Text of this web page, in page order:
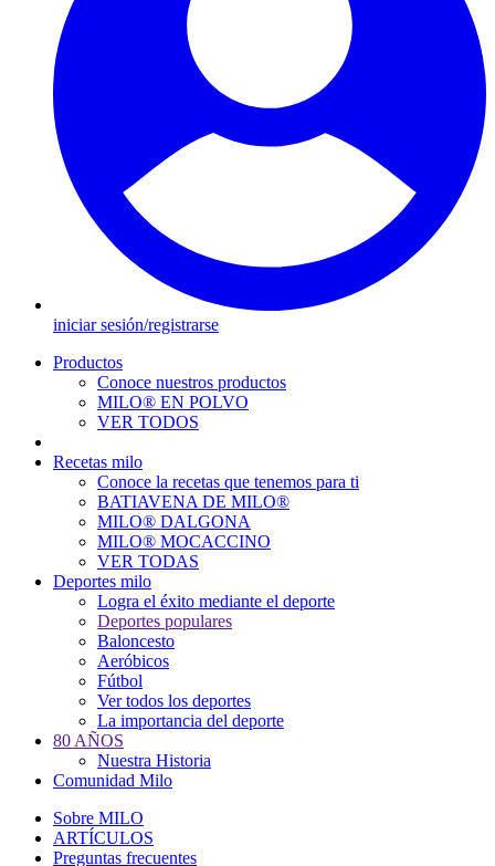
iniciar sesión/registrarse
navigation
Productos
Conoce nuestros productos
MILO® EN POLVO
VER TODOS
Recetas milo
Conoce la recetas que tenemos para ti
BATIAVENA DE MILO®
MILO® DALGONA
MILO® MOCACCINO
VER TODAS
Deportes milo
Logra el éxito mediante el deporte
Deportes populares
Baloncesto
Aeróbicos
Fútbol
Ver todos los deportes
La importancia del deporte
80 AÑOS
Nuestra Historia
Comunidad Milo
Sobre MILO
ARTÍCULOS
Preguntas frecuentes